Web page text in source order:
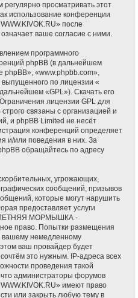
просматривать этот
использование конференции
после
ваше согласие с ними.
программного
phpBB (в дальнейшем
phpBB», «www.phpbb.com»,
по лицензии «
«GPL»). Скачать его
лицензии GPL для
связаны с организацией и
и phpBB Limited не несёт
конференций определяет
и/или поведения в них. За
обращайтесь по адресу
угрожающих,
сообщений, призывов
которые могут нарушить
предоставляет услуги
ЛЕТНЯЯ МОРМЫШКА -
право. Попытки размещения
вашему немедленному
ваш провайдер будет
это нужным. IP-адреса всех
проведения такой
администраторы форумов
имеют право
или закрыть любую тему в